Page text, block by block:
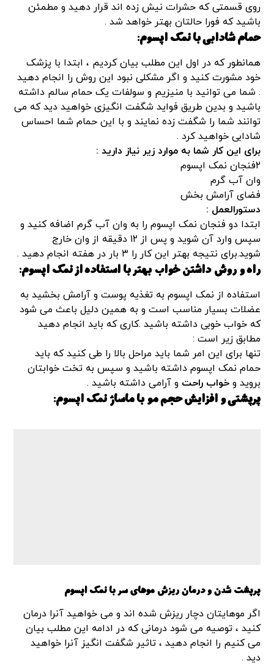
روی قسمتی که حشرات نیش زده اند قرار دهید و مطمئن
باشید که فورا حالتان بهتر خواهد شد .
حمام شادابی با نمک اپسوم:
همانطور که در اول این مطلب بیان کردیم ، ابتدا با پزشک
خود مشورت کنید و اگر مشکلی نبود این روش را انجام دهید
. شما می توانید با منیزیم و سولفات یک حمام سالم داشته
باشید و بدین طریق فواید شگفت انگیزی خواهید دید که می
توانند شما را شگفت زده نمایند و با این حمام شما احساس
شادابی خواهید کرد .
برای این کار شما به موارد زیر نیاز دارید :
۲فنجان نمک اپسوم
وان آب گرم
فضای آرامش بخش
دستورالعمل :
ابتدا دو فنجان نمک اپسوم را به وان آب گرم اضافه کنید و
سپس وارد آن شوید و پس از ۱۲ دقیقه از وان خارج
شوید.برای نتیجه بهتر این کار را ۳ بار در هفته انجام دهید .
راه و روش داشتن خواب بهتر با استفاده از نمک اپسوم:
استفاده از نمک اپسوم به تغذیه پوست و آرامش بخشید به
عضلات بسیار مناسب است و به همین دلیل باعث می شود
که خواب خوبی داشته باشید .کاری که باید انجام دهید
مطابق زیر است :
تنها برای این امر شما باید مراحل بالا را طی کنید که باید
حمام نمک اپسوم داشته باشید و سپس به تخت خوابتان
بروید وخواب راحت و آرامی داشته باشید .
پرپشتی و افزایش حجم مو باماساژنمک اپسوم:
پرپشت شدن ودرمان ریزش موهای سر با نمک اپسوم
اگر موهایتان دچار ریزش شده اند و می خواهید آنرا درمان
کنید ، توصیه می شود درمانی که در ادامه این مطلب بیان
می کنیم را انجام دهید ، تاثیر شگفت انگیز آنرا خواهید
دید .